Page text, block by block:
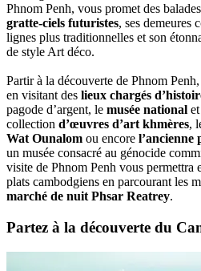
Phnom Penh, vous promet des
gratte-ciels futuristes, ses demeures
lignes plus traditionnelles et son
de style Art déco.
Partir à la découverte de Phnom
en visitant des lieux chargés
pagode d’argent, le musée national
collection d’œuvres d’art khmères,
Wat Ounalom ou encore l’ancienne
un musée consacré au génocide
visite de Phnom Penh vous permettra
plats cambodgiens en parcourant les
marché de nuit Phsar Reatrey.
Partez à la découverte du